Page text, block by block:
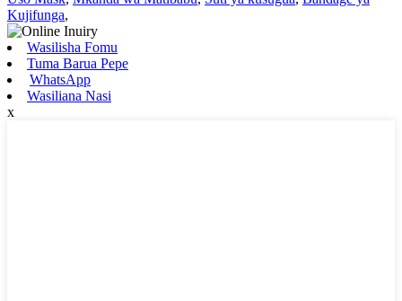
Kujifunga,
Wasilisha Fomu
Tuma Barua Pepe
WhatsApp
Wasiliana Nasi
x